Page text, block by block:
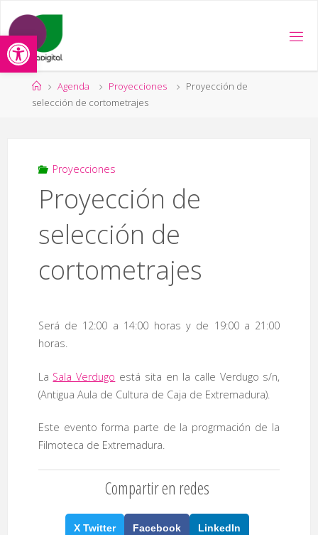
Abrir barra de herramientas
contenido
Página
de
Agenda Proyecciones
Proyección de
selección de cortometrajes
Proyecciones
Proyección de
selección de
cortometrajes
Será de 12:00 a 14:00 horas y de 19:00 a 21:00
horas.
La Sala Verdugo está sita en la calle Verdugo s/n,
(Antigua Aula de Cultura de Caja de Extremadura).
Este evento forma parte de la progrmación de la
Filmoteca de Extremadura.
Compartir en redes
X Twitter Facebook LinkedIn